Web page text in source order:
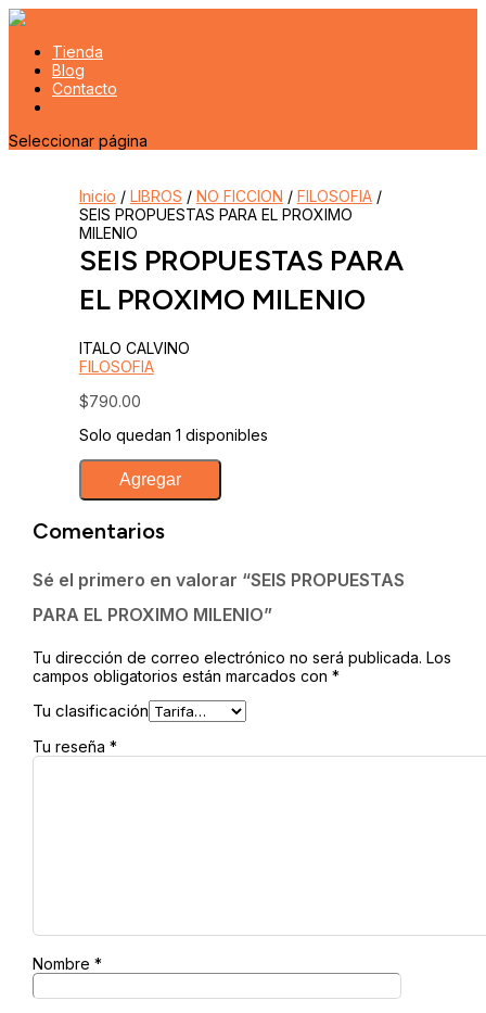
Tienda
Blog
Contacto
Seleccionar página
Inicio / LIBROS / NO FICCION / FILOSOFIA/
SEIS PROPUESTAS PARA EL PROXIMO
MILENIO
SEIS PROPUESTAS PARA
EL PROXIMO MILENIO
ITALO CALVINO
FILOSOFIA
$790.00
Solo quedan 1 disponibles
SEIS
PROPUESTAS
PARA
PROXIMO
cantidad
Agregar
Comentarios
Sé el primero en valorar “SEIS PROPUESTAS
PARA EL PROXIMO MILENIO”
Tu dirección de correo electrónico no será publicada. Los
campos obligatorios están marcados con *
Tu clasificación
Tu reseña *
Nombre *